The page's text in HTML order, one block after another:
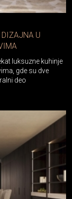
U
luksuzne kuhinje
gde su dve
deo